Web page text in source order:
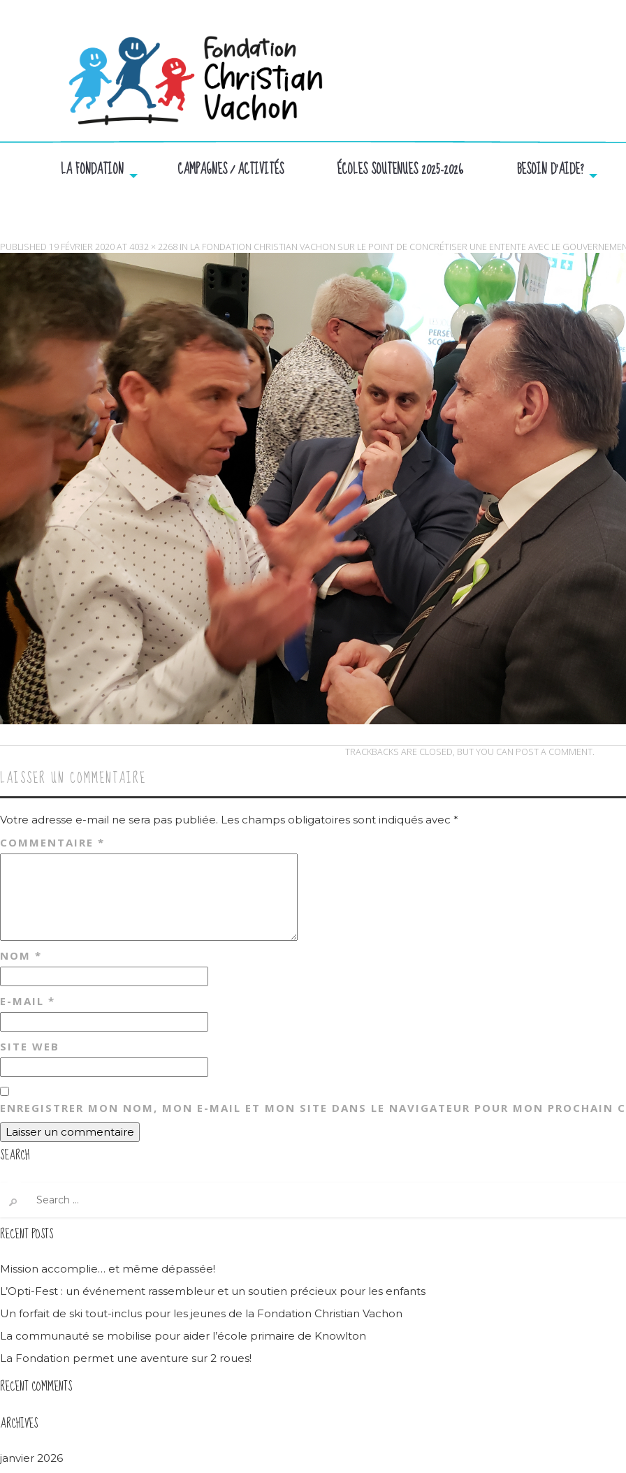
LA FONDATION CAMPAGNES / ACTIVITÉS ÉCOLES SOUTENUES 2025-2026 BESOIN D’AIDE?
PUBLISHED 19 FÉVRIER 2020AT 4032 × 2268 IN LA FONDATION CHRISTIAN VACHON SUR LE POINT DE CONCRÉTISER UNE ENTENTE AVEC LE
TRACKBACKS ARE CLOSED, BUT YOU CAN POST A COMMENT.
LAISSER UN COMMENTAIRE
Votre adresse e-mail ne sera pas publiée. Les champs obligatoires sont indiqués avec *
COMMENTAIRE *
NOM *
E-MAIL *
SITE WEB
ENREGISTRER MON NOM, MON E-MAIL ET MON SITE DANS LE NAVIGATEUR POUR MON PROCHAIN
SEARCH
for:
RECENT POSTS
Mission accomplie… et même dépassée!
L’Opti-Fest : un événement rassembleur et un soutien précieux pour les enfants
Un forfait de ski tout-inclus pour les jeunes de la Fondation Christian Vachon
La communauté se mobilise pour aider l’école primaire de Knowlton
La Fondation permet une aventure sur 2 roues!
RECENT COMMENTS
ARCHIVES
janvier 2026